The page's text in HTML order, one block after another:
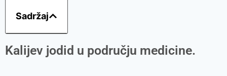
Sadržaj
Kalijev jodid u području medicine.